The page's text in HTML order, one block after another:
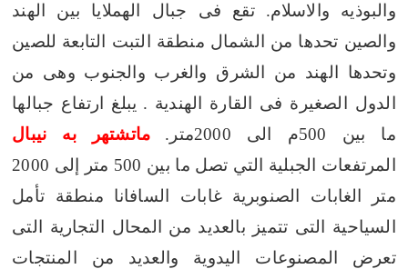
والبوذيه والاسلام.
تقع فى جبال الهملايا بين الهند
والصين تحدها من الشمال منطقة التبت التابعة للصين
وتحدها الهند من الشرق والغرب والجنوب وهى من
الدول الصغيرة فى القارة الهندية . يبلغ ارتفاع جبالها
ما بين 500م الى 2000متر.
ماتشتهر به نيبال
المرتفعات الجبلية التي تصل ما بين 500 متر إلى 2000
متر
الغابات الصنوبرية غابات السافانا
منطقة تأمل
السياحية التى تتميز بالعديد من المحال التجارية التى
تعرض المصنوعات اليدوية والعديد من المنتجات